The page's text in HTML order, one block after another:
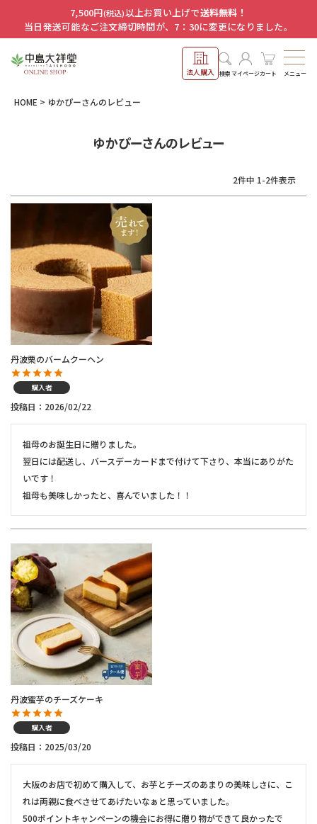
7,500円(税込)以上お買い上げで送料無料！
当日発送可能なご注文締切時間が、7：30に変更になりました。
法人購入 検索マイページカート メニュー
HOME ゆかぴーさんのレビュー
ゆかぴーさんのレビュー
2件中 1-2件表示
丹波栗のバームクーヘン
購入者
投稿日 2026/02/22
祖母のお誕生日に贈りました。
翌日には配送し、バースデーカードまで付けて下さり、本当にありがた
いです！
丹波蜜芋のチーズケーキ
購入者
投稿日 2025/03/20
大阪のお店で初めて購入して、お芋とチーズのあまりの美味しさに、こ
れは両親に食べさせてあげたいなぁと思っていました。
500ポイントキャンペーンの機会にお得に贈り物ができて良かったで